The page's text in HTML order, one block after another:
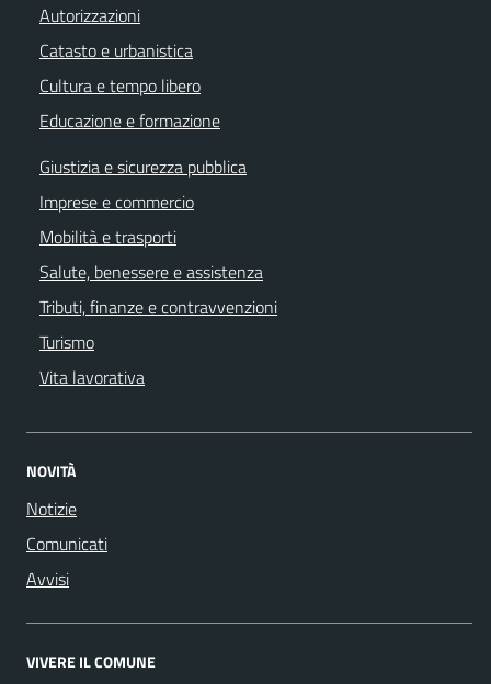
Autorizzazioni
Catasto e urbanistica
Cultura e tempo libero
Educazione e formazione
Giustizia e sicurezza pubblica
Imprese e commercio
Mobilità e trasporti
Salute, benessere e assistenza
Tributi, finanze e contravvenzioni
Turismo
Vita lavorativa
NOVITÀ
Notizie
Comunicati
Avvisi
VIVERE IL COMUNE